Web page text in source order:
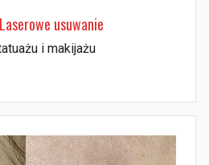
usuwanie
i makijażu